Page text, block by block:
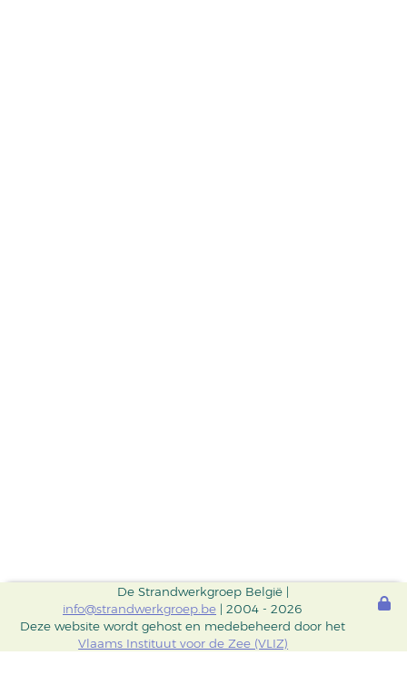
De Strandwerkgroep België |
info@strandwerkgroep.be | 2004 - 2026
Deze website wordt gehost en medebeheerd door het
Vlaams Instituut voor de Zee (VLIZ)